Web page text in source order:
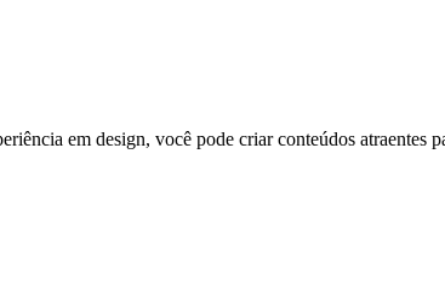
em design, você pode criar conteúdos atraentes